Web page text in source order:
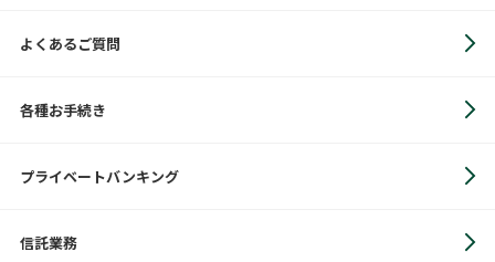
よくあるご質問
各種お手続き
プライベートバンキング
信託業務